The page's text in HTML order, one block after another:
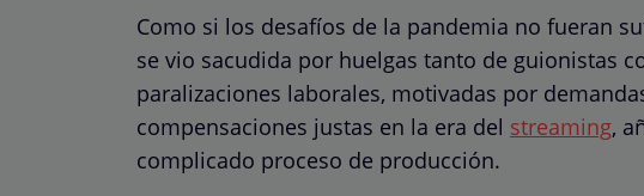
Como si los desafíos de la pandemia no fueran
se vio sacudida por huelgas tanto de guionistas
paralizaciones laborales, motivadas por
compensaciones justas en la era del streaming,
complicado proceso de producción.